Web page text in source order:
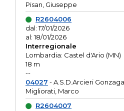
Pisan, Giuseppe
R2604006
dal: 17/01/2026
al: 18/01/2026
Interregionale
Lombardia: Castel d'Ario (MN)
18 m
--
04027 - A.S.D.Arcieri Gonzaga
Migliorati, Marco
R2604007